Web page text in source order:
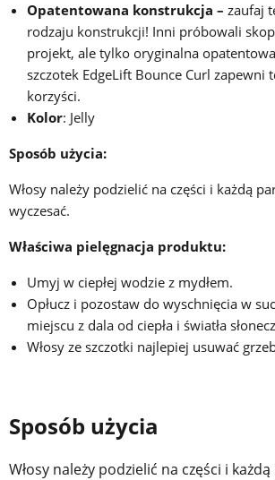
Opatentowana konstrukcja – zaufaj
rodzaju konstrukcji! Inni próbowali
projekt, ale tylko oryginalna
szczotek EdgeLift Bounce Curl zapewni
korzyści.
Kolor: Jelly
Sposób użycia:
Włosy należy podzielić na części i każdą
wyczesać.
Właściwa pielęgnacja produktu:
Umyj w ciepłej wodzie z mydłem.
Opłucz i pozostaw do wyschnięcia w
miejscu z dala od ciepła i światła
Włosy ze szczotki najlepiej usuwać
Sposób użycia
Włosy należy podzielić na części i